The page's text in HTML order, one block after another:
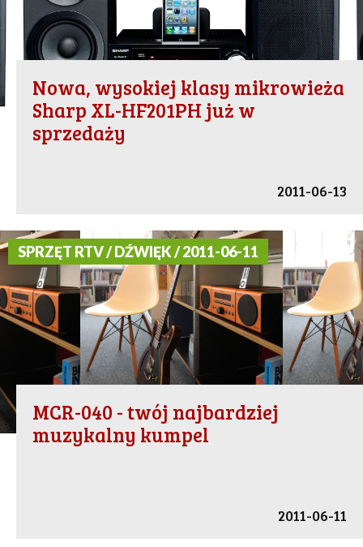
Nowa, wysokiej klasy mikrowieża
Sharp XL-HF201PH już w
sprzedaży
2011-06-13
SPRZĘT RTV / DŹWIĘK / 2011-06-11
MCR-040 - twój najbardziej
muzykalny kumpel
2011-06-11